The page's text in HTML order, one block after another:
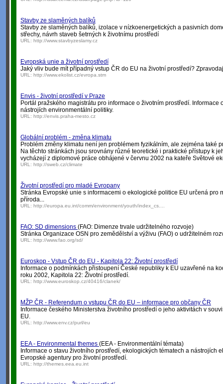
Stavby ze slaměných balíků
Stavby ze slaměných balíků, izolace v nízkoenergetických a pasivních
střechy, návrh staveb šetrných k životnímu prostředí
URL: http://www.stavbyzeslamy.cz
Evropská unie a životní prostředí
Jaký vliv bude mít případný vstup ČR do EU na životní prostředí?
URL: http://www.ekolist.cz/evropa.stm
Envis - životní prostředí v Praze
Portál pražského magistrátu pro informace o životním prostředí. Informace
nástrojích environmentální politiky.
URL: http://envis.praha-mesto.cz
Globální problém - změna klimatu
Problém změny klimatu není jen problémem fyzikálním, ale zejména také
Na těchto stránkách jsou srovnány různé teoretické i praktické přístupy k
vycházejí z diplomové práce obhájené v červnu 2002 na kateře Světové
URL: http://sweb.cz/climate
Životní prostředí pro mladé Evropany
Stránka Evropské unie s informacemi o ekologické politice EU určená pro
příroda...
URL: http://europa.eu.int/comm/environment/youth/index_cs....
FAO: SD dimensions (FAO: Dimenze trvale udržitelného rozvoje)
Stránka Organizace OSN pro zemědělství a výživu (FAO) o udržitelném
URL: http://www.fao.org/sd/
Euroskop - Vstup ČR do EU - Kapitola 22: Životní prostředí
Informace o podmínkách přistoupení České republiky k EU uzavřené na
roku 2002, Kapitola 22: Životní prostředí.
URL: http://www.euroskop.cz/40416/clanek/
MŽP ČR - Referendum o vstupu ČR do EU – informace pro občany ČR
Informace českého Ministerstva životního prostředí o jeho aktivitách v
EU.
URL: http://www.env.cz/purl/eu
EEA - Environmental themes (EEA - Environmentální témata)
Informace o stavu životního prostředí, ekologických tématech a nástrojích
Evropské agentury pro životní prostředí.
URL: http://themes.eea.eu.int